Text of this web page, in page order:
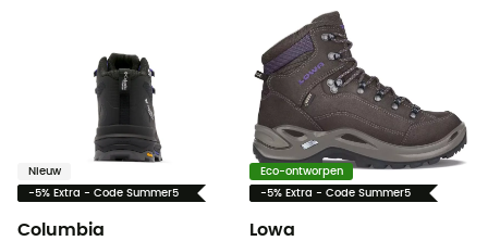
Nieuw
-5% Extra - Code Summer5
Columbia
Eco-ontworpen
-5% Extra - Code Summer5
Lowa